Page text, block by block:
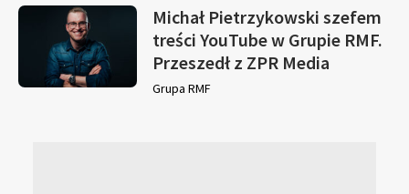
Michał Pietrzykowski szefem
treści YouTube w Grupie RMF.
Przeszedł z ZPR Media
Grupa RMF